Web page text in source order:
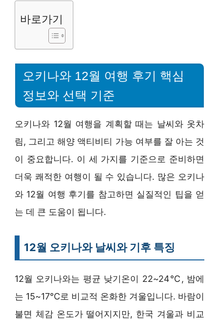
바로가기
오키나와 12월 여행 후기 핵심
정보와 선택 기준
오키나와 12월 여행을 계획할 때는 날씨와 옷차
림, 그리고 해양 액티비티 가능 여부를 잘 아는 것
이 중요합니다. 이 세 가지를 기준으로 준비하면
더욱 쾌적한 여행이 될 수 있습니다. 많은 오키나
와 12월 여행 후기를 참고하면 실질적인 팁을 얻
는 데 큰 도움이 됩니다.
12월 오키나와 날씨와 기후 특징
12월 오키나와는 평균 낮기온이 22~24℃, 밤에
는 15~17℃로 비교적 온화한 겨울입니다. 바람이
불면 체감 온도가 떨어지지만, 한국 겨울과 비교